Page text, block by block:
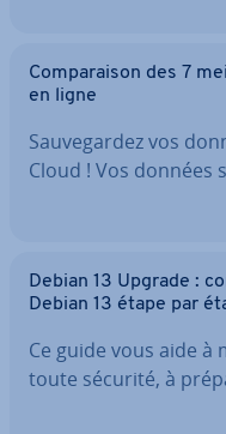
Com­pa­rai­son des 7
en ligne
Sau­ve­gar­dez vos
Cloud ! Vos données
Debian 13 Upgrade :
Debian 13 étape par
Ce guide vous aide à
toute sécurité, à